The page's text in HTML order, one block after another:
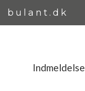
bulant.dk
Indmeldelse